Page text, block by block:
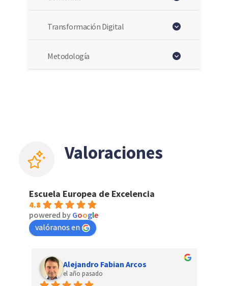
Transformación Digital
Metodología
Valoraciones
Escuela Europea de Excelencia
4.8
powered by Google
valóranos en
Rommel Calogero
el año pasado